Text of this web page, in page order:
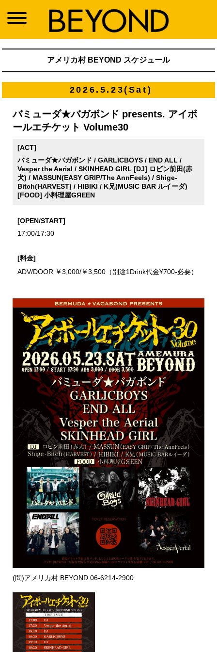
アメリカ村 BEYOND スケジュール
2026.5.23(Sat)
バミューダ★バガボンド presents. アイボ
ールエチケット Volume30
[ACT]
バミューダ★バガボンド / GARLICBOYS / END ALL /
Vesper the Aerial / SKINHEAD GIRL [DJ] ロビン前田(赤
犬) / MASSUN(EASY GRIP/The AnnFeels) / Shige-
Bitch(HARVEST) / HIBIKI / K兄(MUSIC BAR ルイーダ)
[FOOD] 小料理屋GЯEEN
[OPEN/START]
17:00/17:30
[料金]
ADV/DOOR ￥3,000/￥3,500（別途1Drink代金¥700-必要）
(問)アメリカ村 BEYOND 06-6214-2900